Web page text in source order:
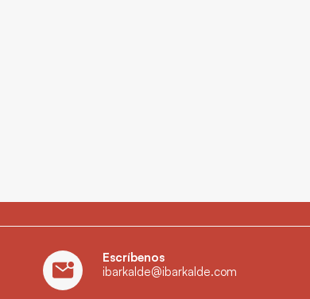
Escríbenos
ibarkalde@ibarkalde.com